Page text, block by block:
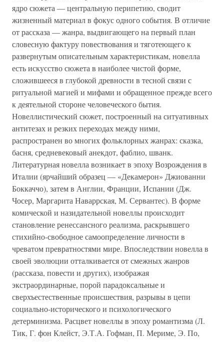
ядро сюжета — центральную перипетию, сводит
жизненный материал в фокус одного события. В отличие
от рассказа — жанра, выдвигающего на первый план
словесную фактуру повествования и тяготеющего к
развернутым описательным характеристикам, новелла
есть искусство сюжета в наиболее чистой форме,
сложившееся в глубокой древности в тесной связи с
ритуальной магией и мифами и обращенное прежде всего
к деятельной стороне человеческого бытия.
Новеллистический сюжет, построенный на ситуативных
антитезах и резких переходах между ними,
распространен во многих фольклорных жанрах: сказка,
басня, средневековый анекдот, фаблио, шванк.
Литературная новелла возникает в эпоху Возрождения в
Италии (ярчайший образец — «Декамерон» Джиованни
Боккаччо), затем в Англии, Франции, Испании (Дж.
Чосер, Маргарита Наваррская, М. Сервантес). В форме
комической и назидательной новеллы происходит
становление ренессансного реализма, раскрывшего
стихийно-свободное самоопределение личности в
чреватом превратностями мире. Впоследствии новелла в
своей эволюции отталкивается от смежных жанров
(рассказа, повести и других), изображая
экстраординарные, порой парадоксальные и
сверхъестественные происшествия, разрывы в цепи
социально-исторического и психологического
детерминизма. Расцвет новеллы в эпоху романтизма (Л.
Тик, Г. фон Клейст, Э.Т.А. Гофман, П. Мериме, Э. По,